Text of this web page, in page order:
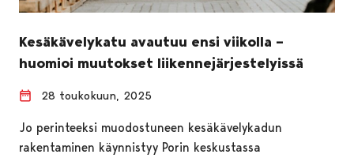
Kesäkävelykatu avautuu ensi viikolla –
huomioi muutokset liikennejärjestelyissä
28 toukokuun, 2025
Jo perinteeksi muodostuneen kesäkävelykadun
rakentaminen käynnistyy Porin keskustassa